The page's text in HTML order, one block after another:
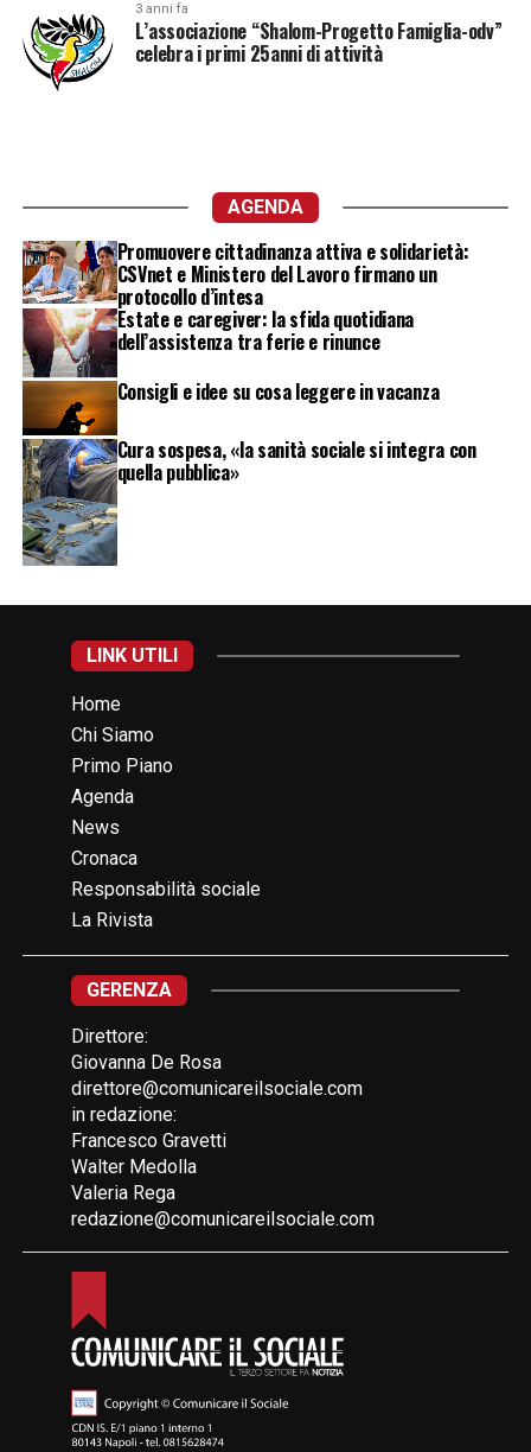
3 anni fa
L’associazione “Shalom-Progetto Famiglia-odv”
celebra i primi 25anni di attività
AGENDA
Promuovere cittadinanza attiva e solidarietà:
CSVnet e Ministero del Lavoro firmano un
protocollo d’intesa
Estate e caregiver: la sfida quotidiana
dell’assistenza tra ferie e rinunce
Consigli e idee su cosa leggere in vacanza
Cura sospesa, «la sanità sociale si integra con
quella pubblica»
LINK UTILI
Home
Chi Siamo
Primo Piano
Agenda
News
Cronaca
Responsabilità sociale
La Rivista
GERENZA
Direttore:
Giovanna De Rosa
direttore@comunicareilsociale.com
in redazione:
Francesco Gravetti
Walter Medolla
Valeria Rega
redazione@comunicareilsociale.com